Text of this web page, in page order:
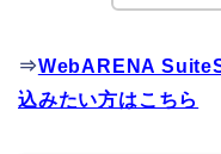
⇒WebARENA
込みたい方はこちら